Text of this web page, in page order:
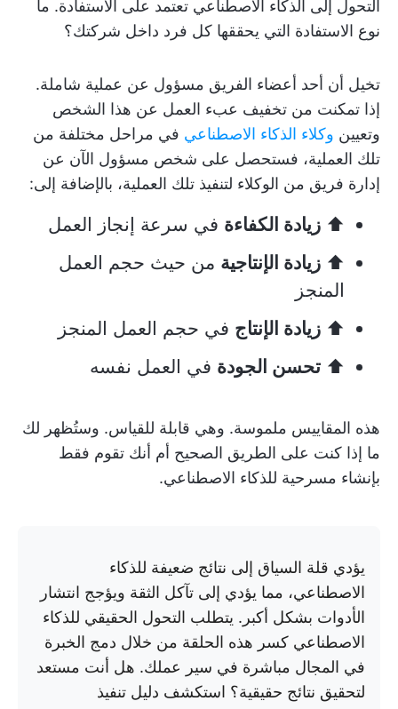
التحول إلى الذكاء الاصطناعي تعتمد على الاستفادة. ما
نوع الاستفادة التي يحققها كل فرد داخل شركتك؟
تخيل أن أحد أعضاء الفريق مسؤول عن عملية شاملة.
إذا تمكنت من تخفيف عبء العمل عن هذا الشخص
وتعيين وكلاء الذكاء الاصطناعي في مراحل مختلفة من
تلك العملية، فستحصل على شخص مسؤول الآن عن
إدارة فريق من الوكلاء لتنفيذ تلك العملية، بالإضافة إلى:
⬆️ زيادة الكفاءة في سرعة إنجاز العمل
⬆️ زيادة الإنتاجية من حيث حجم العمل
المنجز
⬆️ زيادة الإنتاج في حجم العمل المنجز
⬆️ تحسن الجودة في العمل نفسه
هذه المقاييس ملموسة. وهي قابلة للقياس. وستُظهر لك
ما إذا كنت على الطريق الصحيح أم أنك تقوم فقط
بإنشاء مسرحية للذكاء الاصطناعي.
يؤدي قلة السياق إلى نتائج ضعيفة للذكاء
الاصطناعي، مما يؤدي إلى تآكل الثقة ويؤجج انتشار
الأدوات بشكل أكبر. يتطلب التحول الحقيقي للذكاء
الاصطناعي كسر هذه الحلقة من خلال دمج الخبرة
في المجال مباشرة في سير عملك. هل أنت مستعد
لتحقيق نتائج حقيقية؟ استكشف دليل تنفيذ